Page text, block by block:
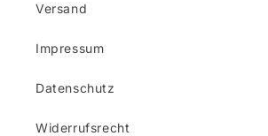
Versand
Impressum
Datenschutz
Widerrufsrecht